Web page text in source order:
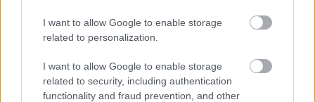
I want to allow Google to enable storage
related to personalization.
I want to allow Google to enable storage
related to security, including authentication
functionality and fraud prevention, and other